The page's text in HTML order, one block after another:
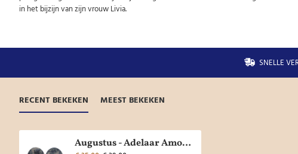
in het bijzijn van zijn vrouw Livia.
SNELLE
RECENT BEKEKEN MEEST BEKEKEN
Augustus - Adelaar Amorium (D2528)